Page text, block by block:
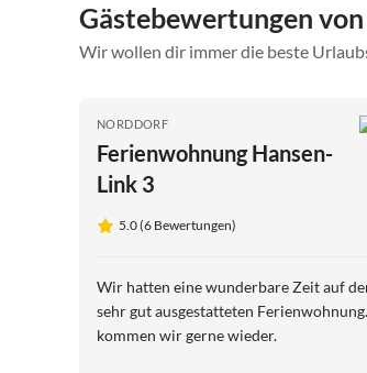
Gästebewertungen
Wir wollen dir immer die beste
NORDDORF
Ferienwohnung Hansen-
Link 3
5.0 (6 Bewertungen)
Wir hatten eine wunderbare Zeit auf
sehr gut ausgestatteten
kommen wir gerne wieder.